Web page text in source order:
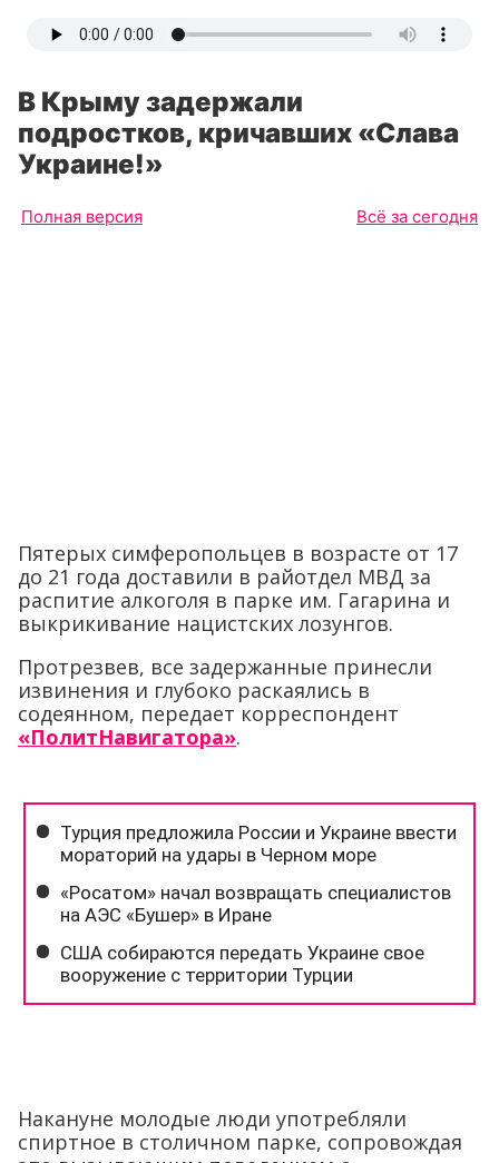
В Крыму задержали
подростков, кричавших «Слава
Украине!»
Полная версия Всё за сегодня
Пятерых симферопольцев в возрасте от 17
до 21 года доставили в райотдел МВД за
распитие алкоголя в парке им. Гагарина и
выкрикивание нацистских лозунгов.
Протрезвев, все задержанные принесли
извинения и глубоко раскаялись в
содеянном, передает корреспондент
«ПолитНавигатора».
Накануне молодые люди употребляли
спиртное в столичном парке, сопровождая